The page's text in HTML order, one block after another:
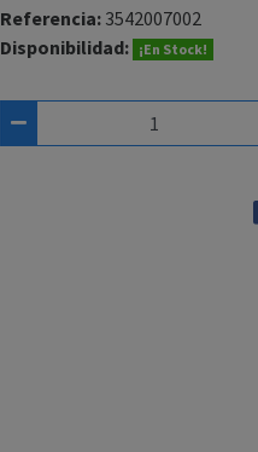
Referencia: 3542007002
Disponibilidad: ¡En Stock!